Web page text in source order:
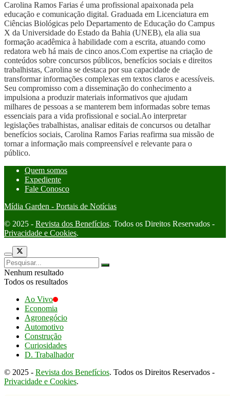
Carolina Ramos Farias é uma profissional apaixonada pela
educação e comunicação digital. Graduada em Licenciatura em
Ciências Biológicas pelo Departamento de Educação do Campus
X da Universidade do Estado da Bahia (UNEB), ela alia sua
formação acadêmica à habilidade com a escrita, atuando como
redatora web há mais de cinco anos.Com expertise na criação de
conteúdos sobre concursos públicos, benefícios sociais e direitos
trabalhistas, Carolina se destaca por sua capacidade de
transformar informações complexas em textos claros e acessíveis.
Seu compromisso com a disseminação do conhecimento a
impulsiona a produzir materiais informativos que ajudam
milhares de pessoas a se manterem bem informadas sobre temas
essenciais para a vida profissional e social.Ao interpretar
legislações trabalhistas, analisar editais de concursos ou detalhar
benefícios sociais, Carolina Ramos Farias reafirma sua missão de
tornar a informação mais compreensível e relevante para o
público.
Quem somos
Expediente
Fale Conosco
Mídia Garden - Portais de Notícias
© 2025 - Revista dos Benefícios. Todos os Direitos Reservados -
Privacidade e Cookies.
Nenhum resultado
Todos os resultados
Ao Vivo
Economia
Agronegócio
Automotivo
Construção
Curiosidades
D. Trabalhador
© 2025 - Revista dos Benefícios. Todos os Direitos Reservados -
Privacidade e Cookies.